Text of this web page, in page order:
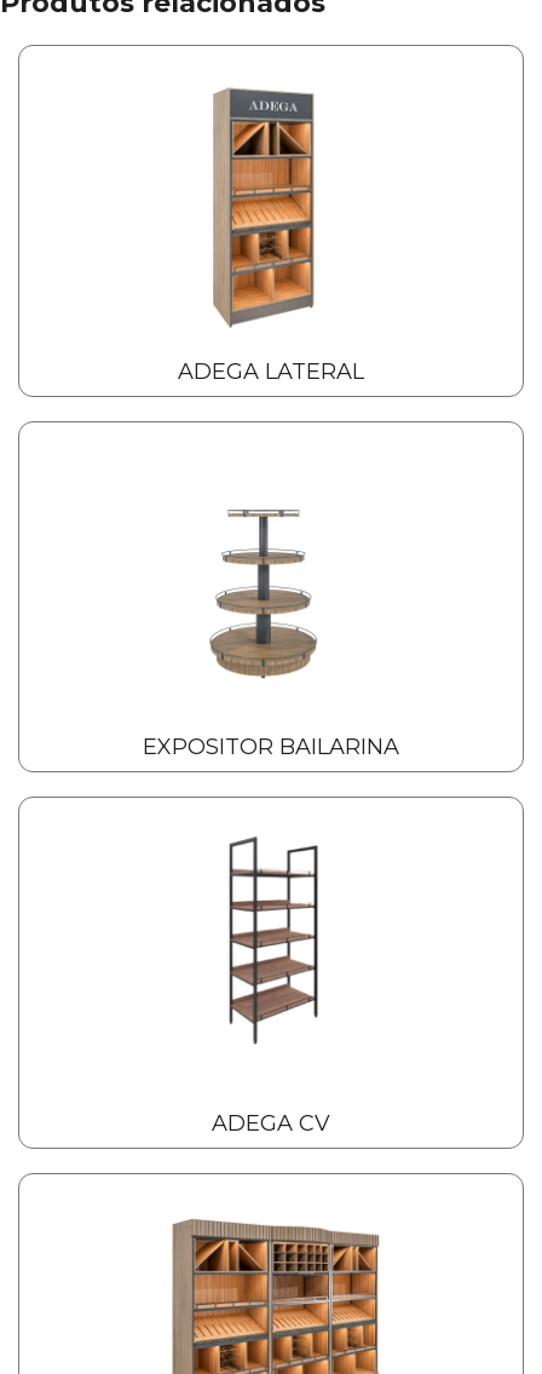
ADEGA LATERAL
EXPOSITOR BAILARINA
ADEGA CV